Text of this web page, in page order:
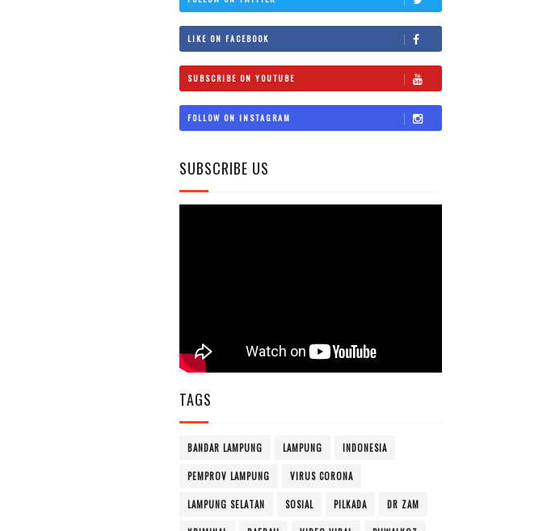
LIKE ON FACEBOOK
SUBSCRIBE ON YOUTUBE
FOLLOW ON INSTAGRAM
SUBSCRIBE US
TAGS
BANDAR LAMPUNG LAMPUNG INDONESIA
PEMPROV LAMPUNG VIRUS CORONA
LAMPUNG SELATAN SOSIAL PILKADA DR ZAM